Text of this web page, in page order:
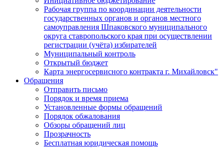
Рабочая группа по координации деятельности
государственных органов и органов местного
самоуправления Шпаковского муниципального
округа ставропольского края при осуществлении
регистрации (учёта) избирателей
Муниципальный контроль
Открытый бюджет
Карта энергосервисного контракта г. Михайловск"
Обращения
Отправить письмо
Порядок и время приема
Установленные формы обращений
Порядок обжалования
Обзоры обращений лиц
Прозрачность
Бесплатная юридическая помощь